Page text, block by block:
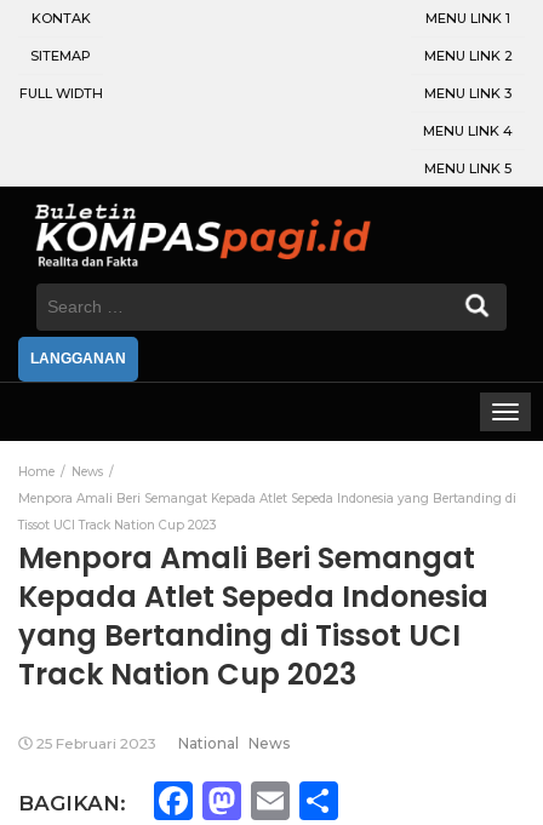
KONTAK
SITEMAP
FULL WIDTH
MENU LINK 1
MENU LINK 2
MENU LINK 3
MENU LINK 4
MENU LINK 5
Search
LANGGANAN
Home
News
Menpora Amali Beri Semangat Kepada Atlet Sepeda Indonesia yang Bertanding di
Tissot UCI Track Nation Cup 2023
Menpora Amali Beri Semangat
Kepada Atlet Sepeda Indonesia
yang Bertanding di Tissot UCI
Track Nation Cup 2023
25 Februari 2023 National News
BAGIKAN: Facebook
Mastodon
Email